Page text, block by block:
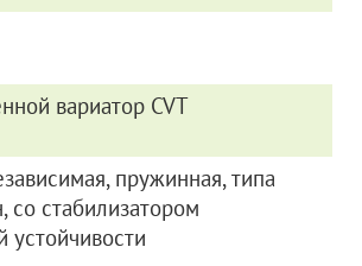
вариатор CVT
пружинная, типа
со стабилизатором
устойчивости